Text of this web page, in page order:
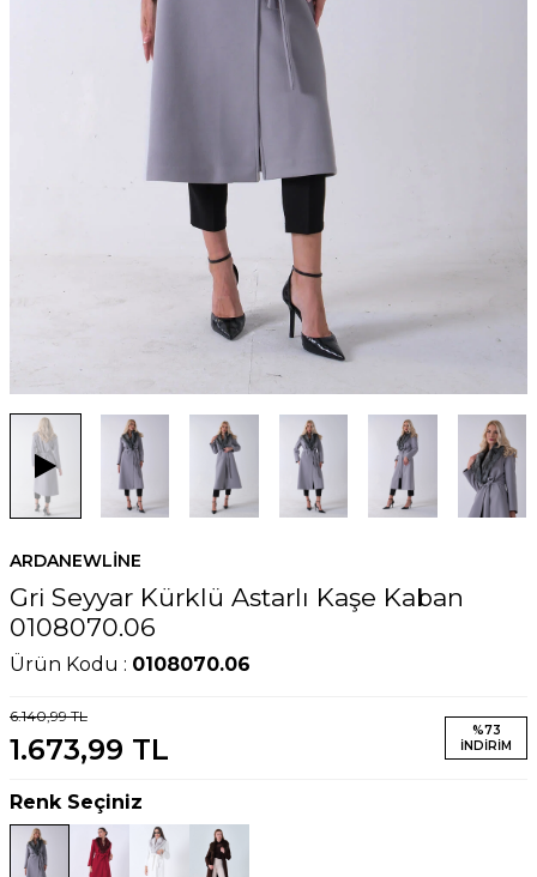
ARDANEWLINE
Gri Seyyar Kürklü Astarlı Kaşe Kaban
0108070.06
Ürün Kodu : 0108070.06
6.140,99TL
1.673,99 TL
%73
İNDIRIM
Renk Seçiniz